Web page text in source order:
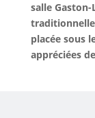
salle
placée sous
appréciées